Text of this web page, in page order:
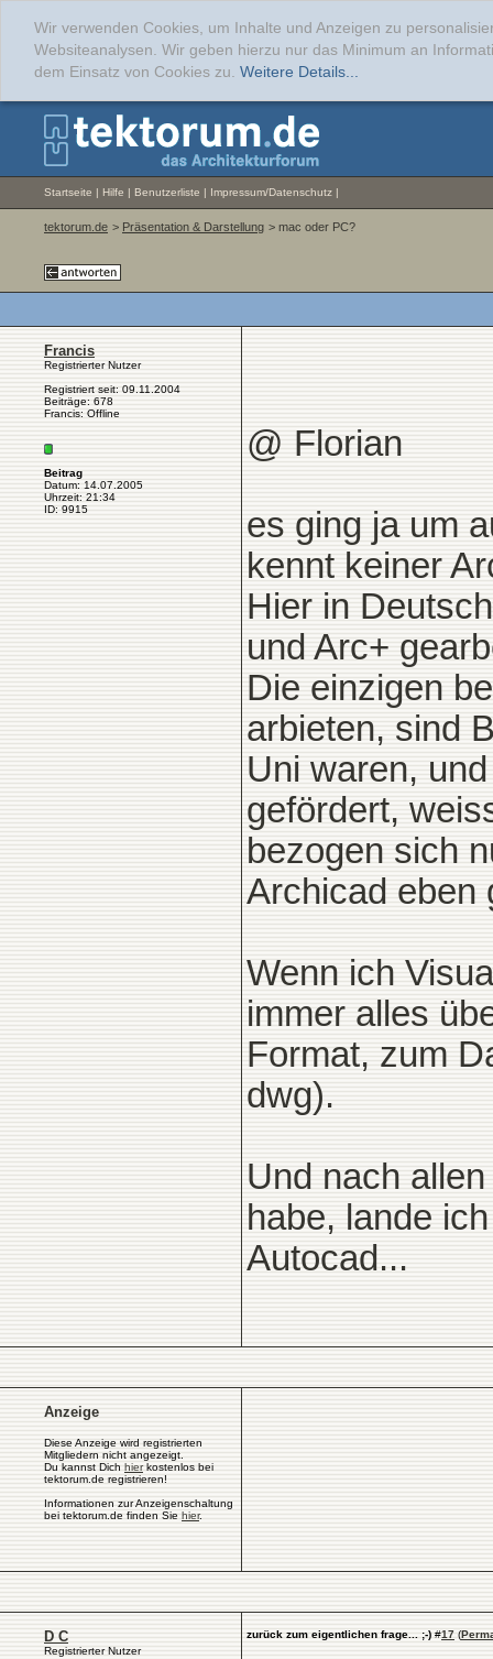
Wir verwenden Cookies, um Inhalte und Anzeigen zu
Websiteanalysen. Wir geben hierzu nur das Minimum an
dem Einsatz von Cookies zu. Weitere Details...
Startseite | Hilfe | Benutzerliste | Impressum/Datenschutz |
tektorum.de > Präsentation & Darstellung > mac oder PC?
Francis
Registrierter Nutzer
Registriert seit: 09.11.2004
Beiträge: 678
Francis: Offline
Beitrag
Datum: 14.07.2005
Uhrzeit: 21:34
ID: 9915
@ Florian
es ging ja um
kennt keiner
Hier in
und Arc+
Die einzigen
arbieten, sind
Uni waren,
gefördert,
bezogen sich
Archicad eben
Wenn ich
immer alles
Format, zum
dwg).
Und nach
habe, lande
Autocad...
Anzeige
Diese Anzeige wird registrierten
Mitgliedern nicht angezeigt.
Du kannst Dich hierkostenlos bei
tektorum.de registrieren!
Informationen zur Anzeigenschaltung
bei tektorum.de finden Sie hier.
D C
Registrierter Nutzer
zurück zum eigentlichen frage... ;-) #17 (